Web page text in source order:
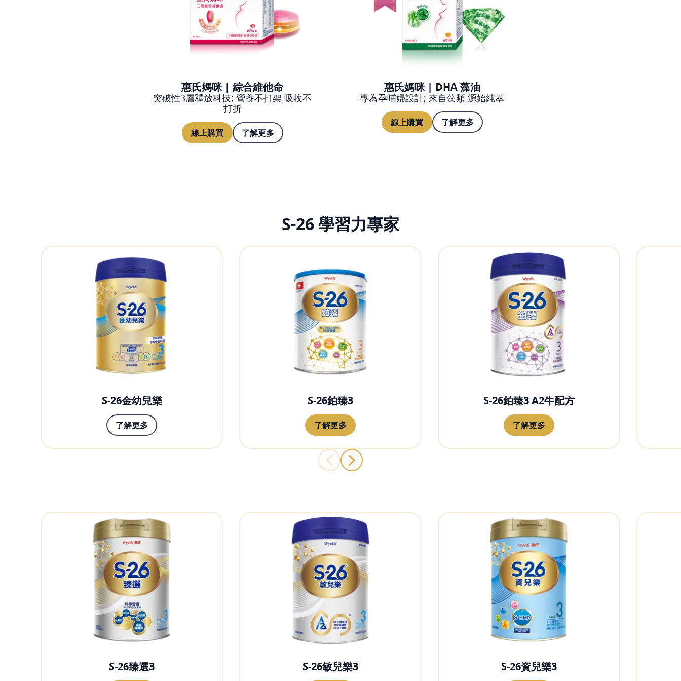
惠氏媽咪 | 綜合維他命
突破性3層釋放科技; 營養不打架 吸收不
打折
線上購買 了解更多
惠氏媽咪 | DHA 藻油
專為孕哺婦設計; 來自藻類 源始純萃
線上購買 了解更多
S-26 學習力專家
S-26金幼兒樂
了解更多
S-26鉑臻3
了解更多
S-26鉑臻3 A2牛配方
了解更多
S-26臻選3 S-26敏兒樂3 S-26資兒樂3